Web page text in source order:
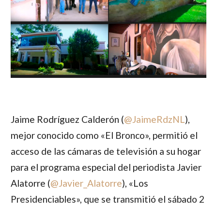
Jaime Rodríguez Calderón (@JaimeRdzNL),
mejor conocido como «El Bronco», permitió el
acceso de las cámaras de televisión a su hogar
para el programa especial del periodista Javier
Alatorre (@Javier_Alatorre), «Los
Presidenciables», que se transmitió el sábado 2